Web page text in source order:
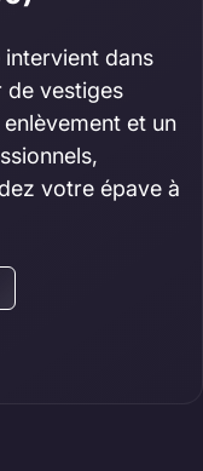
dans
de vestiges
et un
votre épave à